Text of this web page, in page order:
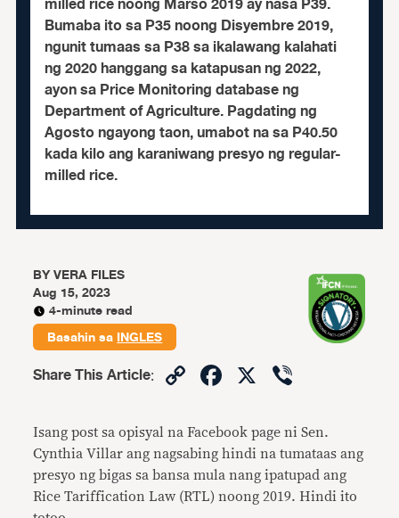
Bumaba ito sa P35 noong Disyembre 2019,
ngunit tumaas sa P38 sa ikalawang kalahati
ng 2020 hanggang sa katapusan ng 2022,
ayon sa Price Monitoring database ng
Department of Agriculture. Pagdating ng
Agosto ngayong taon, umabot na sa P40.50
kada kilo ang karaniwang presyo ng regular-
milled rice.
BYVERA FILES
Aug 15, 2023
4-minute read
Basahin saINGLES
Share This Article: CopyFacebook
X
Isang post sa opisyal na Facebook page ni Sen.
Cynthia Villar ang nagsabing hindi na tumataas ang
presyo ng bigas sa bansa mula nang ipatupad ang
Rice Tariffication Law (RTL) noong 2019. Hindi ito